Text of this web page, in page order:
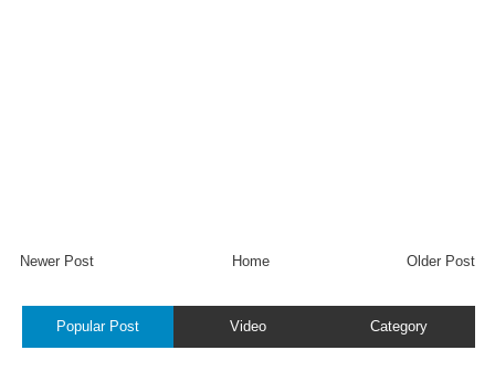
Newer Post Older Post
Home
Popular Post Video Category